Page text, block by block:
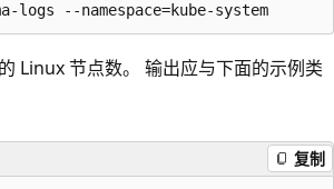
Linux 节点数。 输出应与下面的示例类
复制